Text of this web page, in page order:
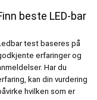
beste LED-bar
test baseres på
erfaringer og
Har du
kan din vurdering
hvilken som er